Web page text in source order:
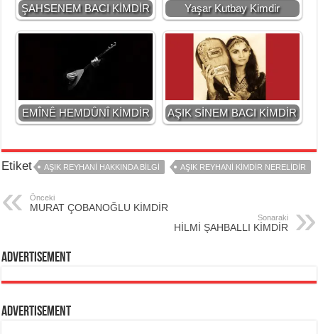
ŞAHSENEM BACI KİMDİR Yaşar Kutbay Kimdir
EMÎNÊ HEMDÛNÎ KİMDİR AŞIK SİNEM BACI KİMDİR
Etiket AŞIK REYHANİ HAKKINDA BİLGİ AŞIK REYHANİ KİMDİR NERELİDİR
Önceki
MURAT ÇOBANOĞLU KİMDİR
Sonaraki
HİLMİ ŞAHBALLI KİMDİR
Advertisement
Advertisement